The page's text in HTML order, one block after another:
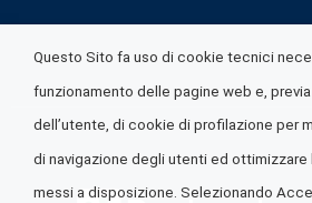
Questo Sito fa uso di cookie tecnici
funzionamento delle pagine web e,
dell’utente, di cookie di profilazione per
di navigazione degli utenti ed ottimizzare
messi a disposizione. Selezionando